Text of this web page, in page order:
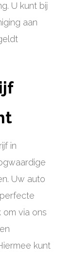
U kunt bij
aan
in
Uw auto
om via ons
kunt